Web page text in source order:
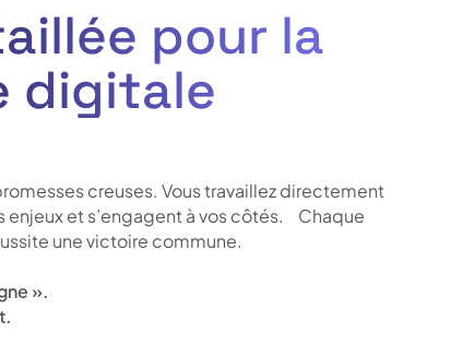
pour la
digitale
creuses. Vous travaillez directement
et s’engagent à vos côtés. Chaque
une victoire commune.
».